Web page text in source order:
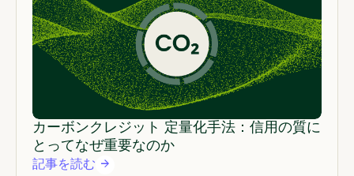
カーボンクレジット 定量化手法：信用の質に
とってなぜ重要なのか
記事を読む